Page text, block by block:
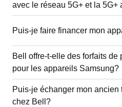
avec le réseau 5G+ et la 5G+
Puis-je faire financer mon
Bell offre-t-elle des forfaits de
pour les appareils Samsung?
Puis-je échanger mon
chez Bell?